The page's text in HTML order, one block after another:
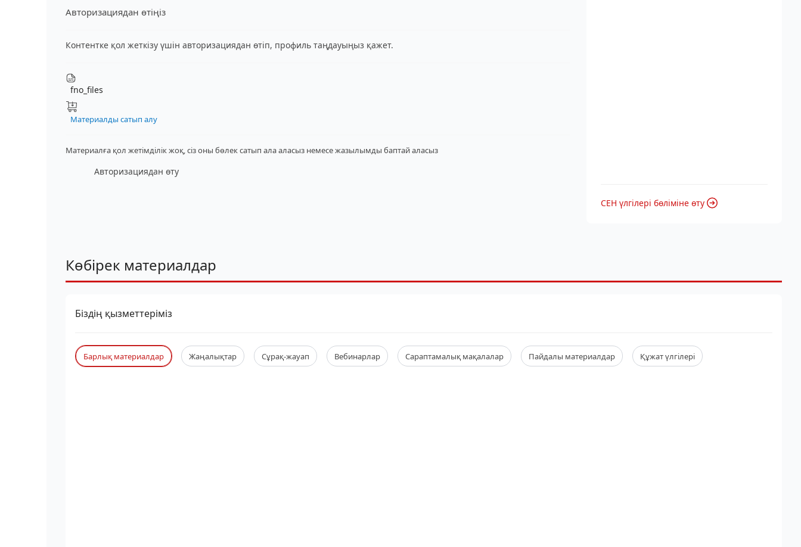
Авторизациядан өтіңіз
Контентке қол жеткізу үшін авторизациядан өтіп, профиль таңдауыңыз қажет.
fno_files
Материалды сатып алу
Материалға қол жетімділік жоқ, сіз оны бөлек сатып ала аласыз немесе жазылымды баптай аласыз
Авторизациядан өту
СЕН үлгілері бөліміне өту
Көбірек материалдар
Біздің қызметтеріміз
Барлық материалдар Жаңалықтар Сұрақ-жауап Вебинарлар Сараптамалық мақалалар Пайдалы материалдар Құжат үлгілері